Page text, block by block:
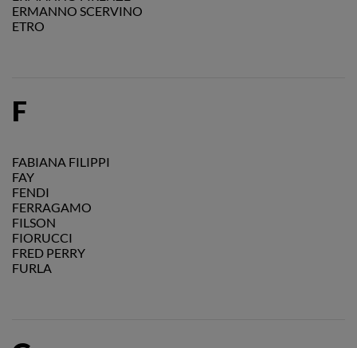
ERMANNO SCERVINO
ETRO
F
FABIANA FILIPPI
FAY
FENDI
FERRAGAMO
FILSON
FIORUCCI
FRED PERRY
FURLA